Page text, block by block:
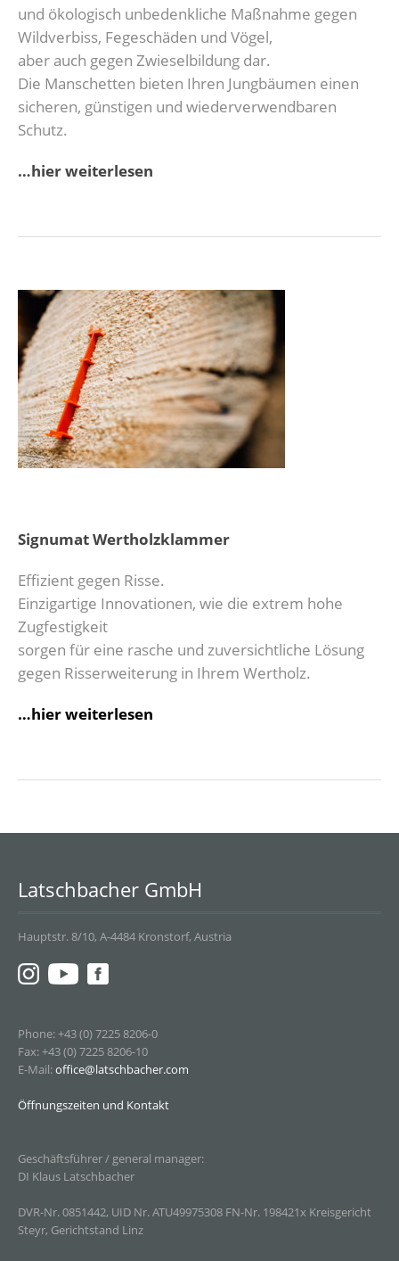
und ökologisch unbedenkliche Maßnahme gegen
Wildverbiss, Fegeschäden und Vögel,
aber auch gegen Zwieselbildung dar.
Die Manschetten bieten Ihren Jungbäumen einen
sicheren, günstigen und wiederverwendbaren
Schutz.
…hier weiterlesen
Signumat Wertholzklammer
Effizient gegen Risse.
Einzigartige Innovationen, wie die extrem hohe
Zugfestigkeit
sorgen für eine rasche und zuversichtliche Lösung
gegen Risserweiterung in Ihrem Wertholz.
…hier weiterlesen
Latschbacher GmbH
Hauptstr. 8/10, A-4484 Kronstorf, Austria
Phone: +43 (0) 7225 8206-0
Fax: +43 (0) 7225 8206-10
E-Mail:office@latschbacher.com
Öffnungszeiten und Kontakt
Geschäftsführer / general manager:
DI Klaus Latschbacher
DVR-Nr. 0851442, UID Nr. ATU49975308 FN-Nr. 198421x Kreisgericht
Steyr, Gerichtstand Linz